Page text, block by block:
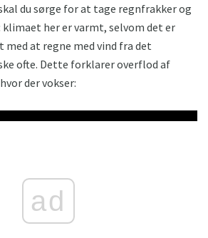
du sørge for at tage regnfrakker og
klimaet her er varmt, selvom det er
med at regne med vind fra det
ofte. Dette forklarer overflod af
der vokser:
ad